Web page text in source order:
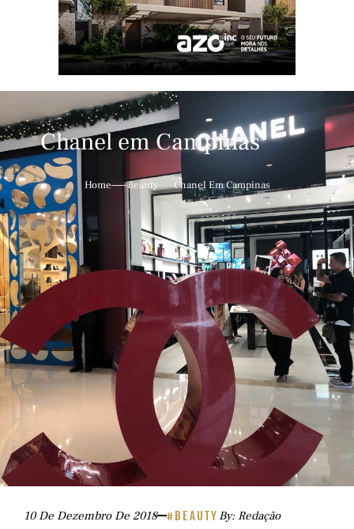
Chanel em Campinas
Home Beauty Chanel Em Campinas
10 De Dezembro De 2018 #BEAUTY By: Redação